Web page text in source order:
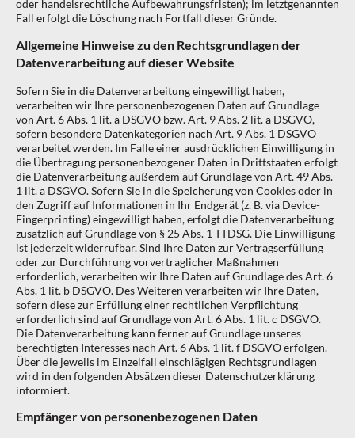
oder handelsrechtliche Aufbewahrungsfristen); im letztgenannten
Fall erfolgt die Löschung nach Fortfall dieser Gründe.
Allgemeine Hinweise zu den Rechtsgrundlagen der
Datenverarbeitung auf dieser Website
Sofern Sie in die Datenverarbeitung eingewilligt haben,
verarbeiten wir Ihre personenbezogenen Daten auf Grundlage
von Art. 6 Abs. 1 lit. a DSGVO bzw. Art. 9 Abs. 2 lit. a DSGVO,
sofern besondere Datenkategorien nach Art. 9 Abs. 1 DSGVO
verarbeitet werden. Im Falle einer ausdrücklichen Einwilligung in
die Übertragung personenbezogener Daten in Drittstaaten erfolgt
die Datenverarbeitung außerdem auf Grundlage von Art. 49 Abs.
1 lit. a DSGVO. Sofern Sie in die Speicherung von Cookies oder in
den Zugriff auf Informationen in Ihr Endgerät (z. B. via Device-
Fingerprinting) eingewilligt haben, erfolgt die Datenverarbeitung
zusätzlich auf Grundlage von § 25 Abs. 1 TTDSG. Die Einwilligung
ist jederzeit widerrufbar. Sind Ihre Daten zur Vertragserfüllung
oder zur Durchführung vorvertraglicher Maßnahmen
erforderlich, verarbeiten wir Ihre Daten auf Grundlage des Art. 6
Abs. 1 lit. b DSGVO. Des Weiteren verarbeiten wir Ihre Daten,
sofern diese zur Erfüllung einer rechtlichen Verpflichtung
erforderlich sind auf Grundlage von Art. 6 Abs. 1 lit. c DSGVO.
Die Datenverarbeitung kann ferner auf Grundlage unseres
berechtigten Interesses nach Art. 6 Abs. 1 lit. f DSGVO erfolgen.
Über die jeweils im Einzelfall einschlägigen Rechtsgrundlagen
wird in den folgenden Absätzen dieser Datenschutzerklärung
informiert.
Empfänger von personenbezogenen Daten